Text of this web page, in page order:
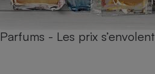
Parfums - Les prix s’envolent